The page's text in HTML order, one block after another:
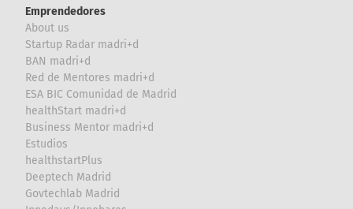
Emprendedores
About us
Startup Radar madri+d
BAN madri+d
Red de Mentores madri+d
ESA BIC Comunidad de Madrid
healthStart madri+d
Business Mentor madri+d
Estudios
healthstartPlus
Deeptech Madrid
Govtechlab Madrid